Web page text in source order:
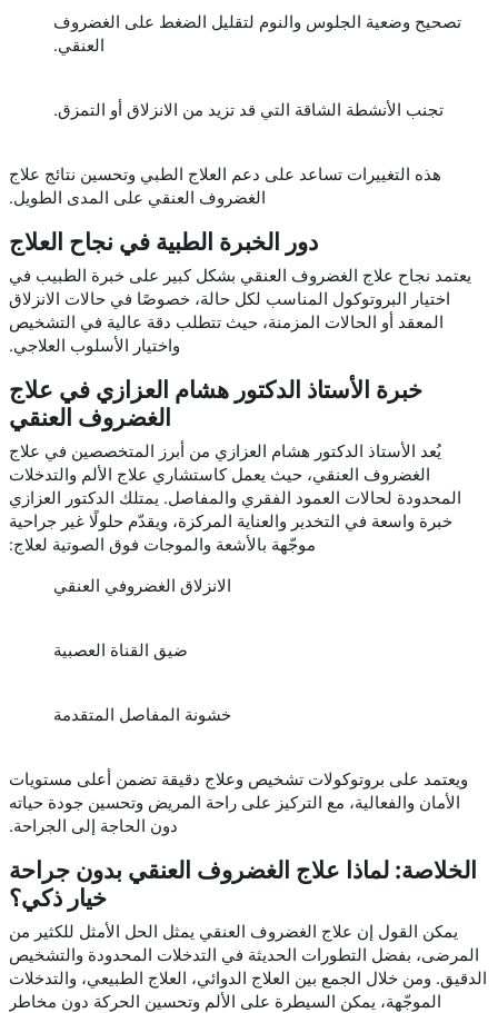
تصحيح وضعية الجلوس والنوم لتقليل الضغط على الغضروف
العنقي.
تجنب الأنشطة الشاقة التي قد تزيد من الانزلاق أو التمزق.
هذه التغييرات تساعد على دعم العلاج الطبي وتحسين نتائج علاج
الغضروف العنقي على المدى الطويل.
دور الخبرة الطبية في نجاح العلاج
يعتمد نجاح علاج الغضروف العنقي بشكل كبير على خبرة الطبيب في
اختيار البروتوكول المناسب لكل حالة، خصوصًا في حالات الانزلاق
المعقد أو الحالات المزمنة، حيث تتطلب دقة عالية في التشخيص
واختيار الأسلوب العلاجي.
خبرة الأستاذ الدكتور هشام العزازي في علاج
الغضروف العنقي
يُعد الأستاذ الدكتور هشام العزازي من أبرز المتخصصين في علاج
الغضروف العنقي، حيث يعمل كاستشاري علاج الألم والتدخلات
المحدودة لحالات العمود الفقري والمفاصل. يمتلك الدكتور العزازي
خبرة واسعة في التخدير والعناية المركزة، ويقدّم حلولًا غير جراحية
موجّهة بالأشعة والموجات فوق الصوتية لعلاج:
الانزلاق الغضروفي العنقي
ضيق القناة العصبية
خشونة المفاصل المتقدمة
ويعتمد على بروتوكولات تشخيص وعلاج دقيقة تضمن أعلى مستويات
الأمان والفعالية، مع التركيز على راحة المريض وتحسين جودة حياته
دون الحاجة إلى الجراحة.
الخلاصة: لماذا علاج الغضروف العنقي بدون جراحة
خيار ذكي؟
يمكن القول إن علاج الغضروف العنقي يمثل الحل الأمثل للكثير من
المرضى، بفضل التطورات الحديثة في التدخلات المحدودة والتشخيص
الدقيق. ومن خلال الجمع بين العلاج الدوائي، العلاج الطبيعي، والتدخلات
الموجّهة، يمكن السيطرة على الألم وتحسين الحركة دون مخاطر